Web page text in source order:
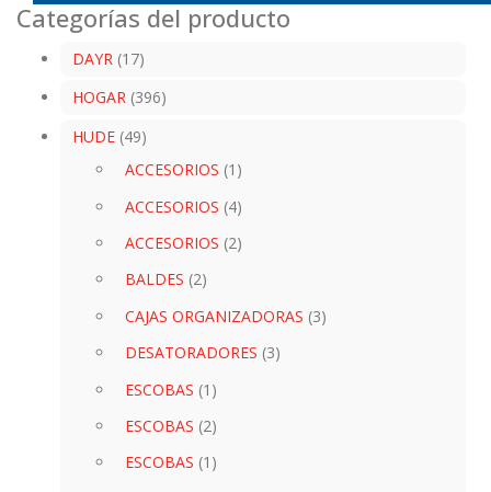
Categorías del producto
DAYR (17)
HOGAR (396)
HUDE (49)
ACCESORIOS (1)
ACCESORIOS (4)
ACCESORIOS (2)
BALDES (2)
CAJAS ORGANIZADORAS (3)
DESATORADORES (3)
ESCOBAS (1)
ESCOBAS (2)
ESCOBAS (1)